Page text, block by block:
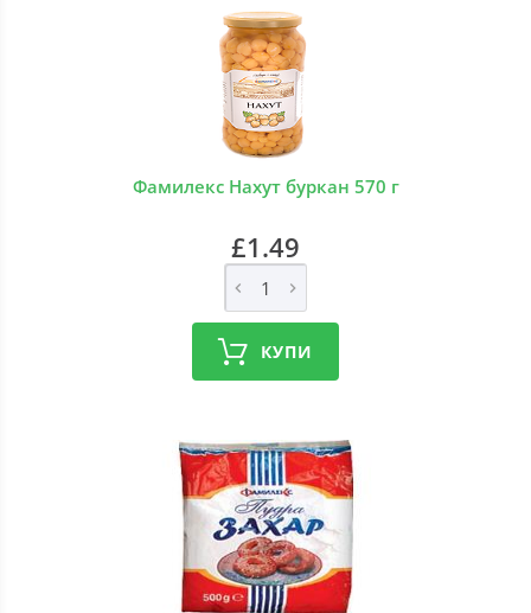
Фамилекс Нахут буркан 570 г
£1.49
КУПИ